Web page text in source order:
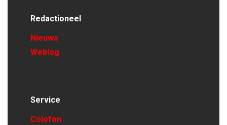
Redactioneel
Nieuws
Weblog
Service
Colofon